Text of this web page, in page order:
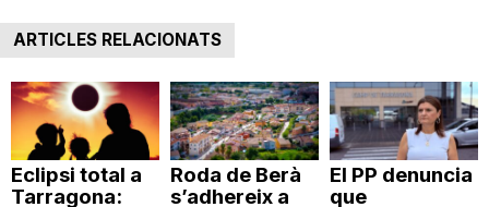
ARTICLES RELACIONATS
Eclipsi total a
Tarragona:
Roda de Berà
s’adhereix a
El PP denuncia
que